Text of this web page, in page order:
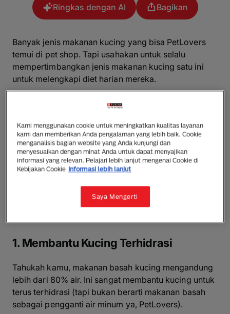
Ringkas dengan AI Bagikan
Banyak jenis makanan kucing yang bisa PetLovers
temui di pet shop. Tapi usahakan untuk selalu
mempertimbangkan jenis makanan kucing satu ini
untuk melengkapi diet harian mereka.
Ya, jenis makanan kucing yang dimaksud di sini
manfaat dari makanan basah untuk kucing? Yuk kita
bahas, PetLovers.
Pentingnya Makanan Basah untuk
Ada banyak manfaat yang didapatkan kucing dari
1. Membantu Kucing Terhidrasi
Tahukah kamu, makanan basah kucing mengandung
lebih dari 80% air. Ini sangat membantu kucing untuk
terus terhidrasi (tapi bukan berarti makanan basah
sebagai pengganti air minum ya, PetLovers).
Kami menggunakan cookie untuk meningkatkan kualitas layanan
kami dan memberikan Anda pengalaman yang lebih baik. Cookie
menganalisis bagian website yang Anda kunjungi dan
menyesuaikan dengan minat Anda untuk dapat menyajikan
informasi yang relevan. Pelajari lebih lanjut mengenai Cookie di
Kebijakan Cookie Informasi lebih lanjut
Saya Mengerti